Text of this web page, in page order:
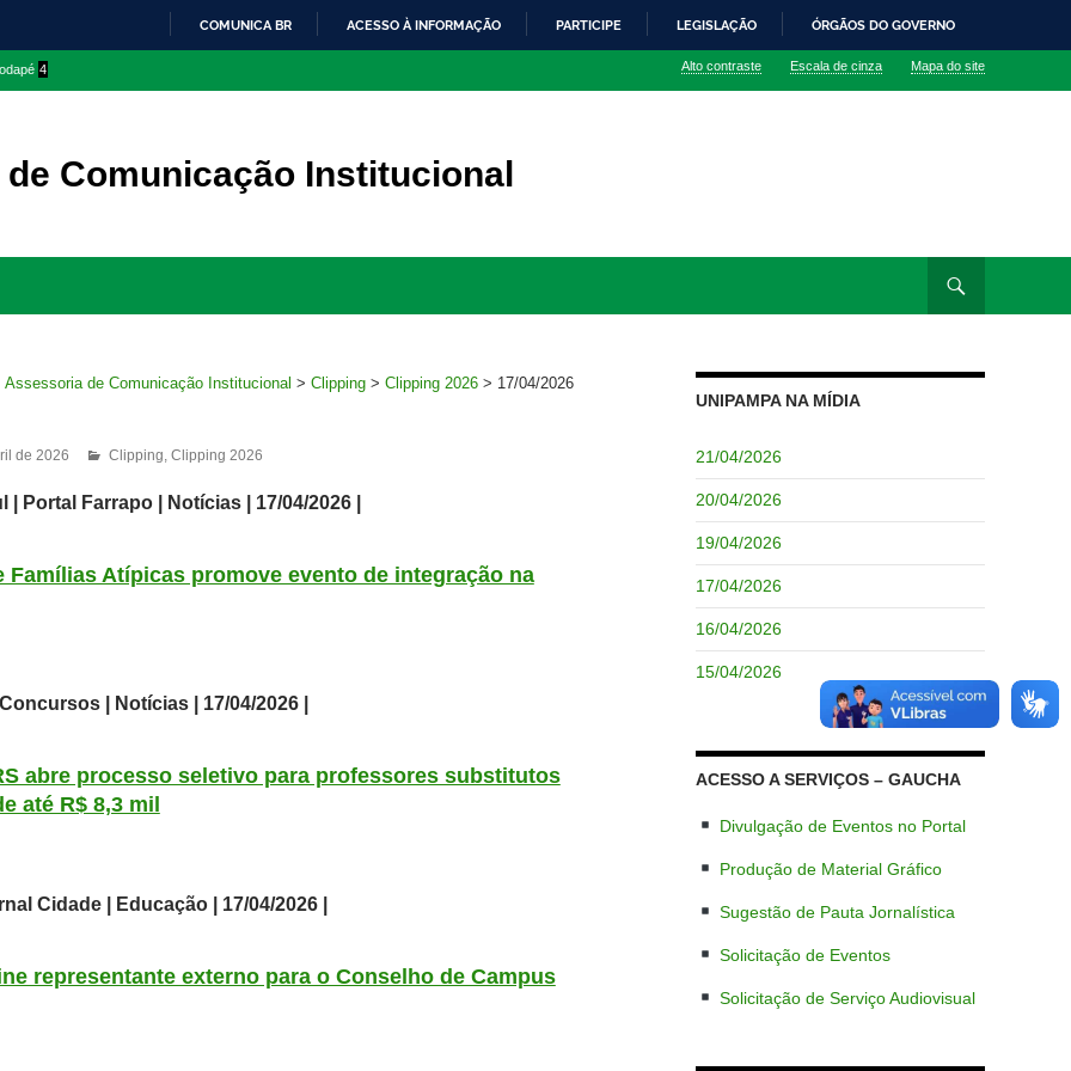
O
COMUNICA BR ACESSO À INFORMAÇÃO PARTICIPE LEGISLAÇÃO ÓRGÃOS DO GOVERNO
4 Alto contraste Escala de cinza Mapa do site
Comunicação Institucional
Assessoria de Comunicação Institucional > Clipping > Clipping 2026 > 17/04/2026
de 2026 Clipping Clipping 2026
| Portal Farrapo| Notícias | 17/04/2026 |
Famílias Atípicas promove evento de integração na
| Notícias | 17/04/2026 |
abre processo seletivo para professores substitutos
até R$ 8,3 mil
Cidade | Educação | 17/04/2026 |
representante externo para o Conselho de Campus
UNIPAMPA NA MÍDIA
21/04/2026
20/04/2026
19/04/2026
17/04/2026
16/04/2026
15/04/2026
ACESSO A SERVIÇOS – GAUCHA
Divulgação de Eventos no Portal
Produção de Material Gráfico
Sugestão de Pauta Jornalística
Solicitação de Eventos
Solicitação de Serviço Audiovisual